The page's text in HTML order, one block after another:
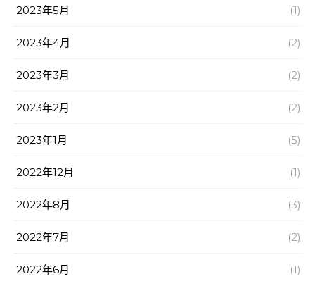
2023年5月 (1)
2023年4月 (2)
2023年3月 (2)
2023年2月 (2)
2023年1月 (5)
2022年12月 (1)
2022年8月 (3)
2022年7月 (2)
2022年6月 (1)